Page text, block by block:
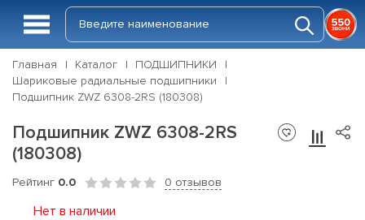
Главная Каталог
ПОДШИПНИКИ
Шариковые радиальные подшипники
Подшипник ZWZ 6308-2RS (180308)
Подшипник ZWZ 6308-2RS
(180308)
Рейтинг 0.0 0 отзывов
Нет в наличии